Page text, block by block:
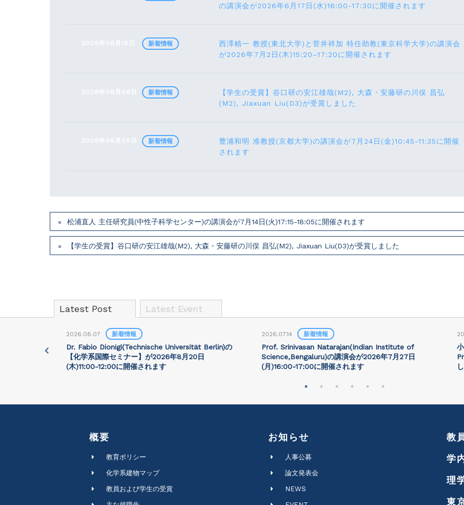
の講演会が2026年6月17⽇(水)16:00-17:30に開催されます
2026年06月16日
西澤精一 教授(東北大学)と菅井祥加 特任助教(東京科学大学)の講演会
が2026年7月2日(木)15:20–17:20に開催されます
新着情報
2026年06月09日
【学生の受賞】谷口研の安江雄哉(M2), 大森・安藤研の川俣 昌弘
(M2), Jiaxuan Liu(D3)が受賞しました
新着情報
2026年06月08日
豊浦和明 准教授(京都大学)の講演会が7月24⽇(⾦)10:45-11:35に開催
されます
新着情報
松浦直人 主任研究員(中性子科学センター)の講演会が7月14⽇(火)17:15-18:05に開催されます
【学生の受賞】谷口研の安江雄哉(M2), 大森・安藤研の川俣 昌弘(M2), Jiaxuan Liu(D3)が受賞しました
Latest Post Latest Event
2026.08.07 新着情報
Dr. Fabio Dionigi(Technische Universität Berlin)の
【化学系国際セミナー】が2026年8⽉20⽇
(⽊)11:00-12:00に開催されます
2026.07.14 新着情報
Prof. Srinivasan Natarajan(Indian Institute of
Science,Bengaluru)の講演会が2026年7月27⽇
(月)16:00-17:00に開催されます
概要
教育ポリシー
化学系建物マップ
教員および学生の受賞
お知らせ
人事公募
論文発表会
NEWS
教
学
理
東